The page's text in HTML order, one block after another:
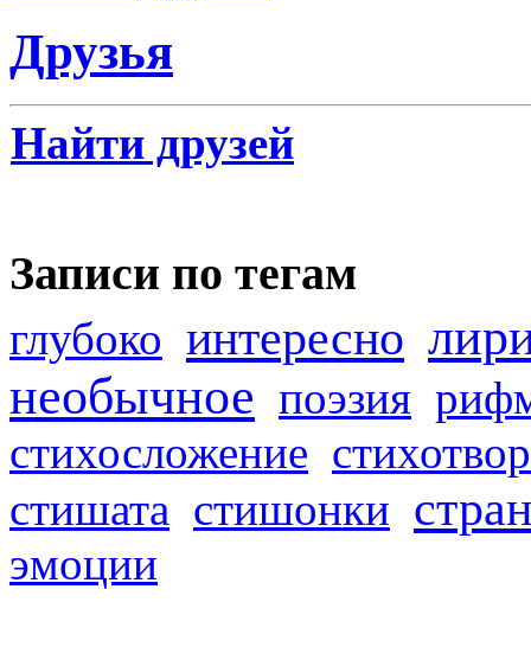
Друзья
Найти друзей
Записи по тегам
глубоко интересно
необычное поэзия
стихосложение
стишата стишонки
эмоции